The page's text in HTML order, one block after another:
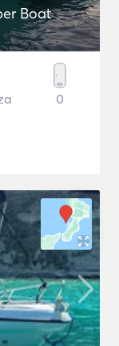
Boat
0